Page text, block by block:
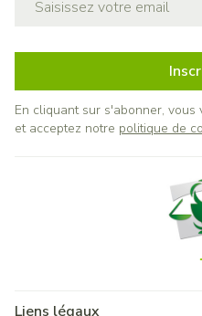
En cliquant sur s'abonner,
et acceptez notre politique de
Liens légaux